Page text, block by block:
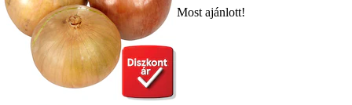
Most ajánlott!